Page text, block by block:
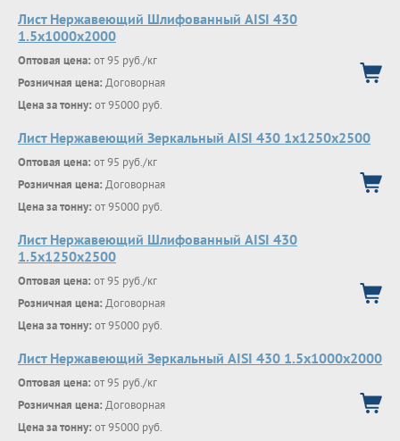
Лист Нержавеющий Шлифованный AISI 430
1.5х1000х2000
Оптовая цена: от 95 руб./кг
Розничная цена: Договорная
Цена за тонну: от 95000 руб.
Лист Нержавеющий Зеркальный AISI 430 1х1250х2500
Оптовая цена: от 95 руб./кг
Розничная цена: Договорная
Цена за тонну: от 95000 руб.
Лист Нержавеющий Шлифованный AISI 430
1.5х1250х2500
Оптовая цена: от 95 руб./кг
Розничная цена: Договорная
Цена за тонну: от 95000 руб.
Лист Нержавеющий Зеркальный AISI 430 1.5х1000х2000
Оптовая цена: от 95 руб./кг
Розничная цена: Договорная
Цена за тонну: от 95000 руб.